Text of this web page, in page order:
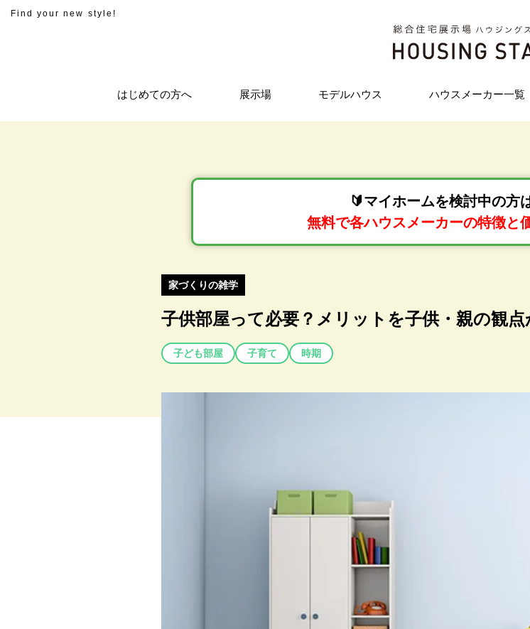
Find your new style!
はじめての方へ 展示場 モデルハウス ハウスメーカー一覧
🔰マイホームを検討中の方
無料で各ハウスメーカーの特徴と
家づくりの雑学
子供部屋って必要？メリットを子供・親の観点
子ども部屋 子育て 時期